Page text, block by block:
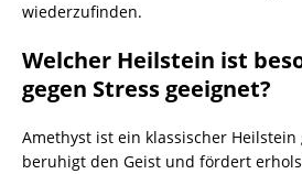
wiederzufinden.
Welcher Heilstein ist
gegen Stress geeignet?
Amethyst ist ein klassischer Heilstein
beruhigt den Geist und fördert